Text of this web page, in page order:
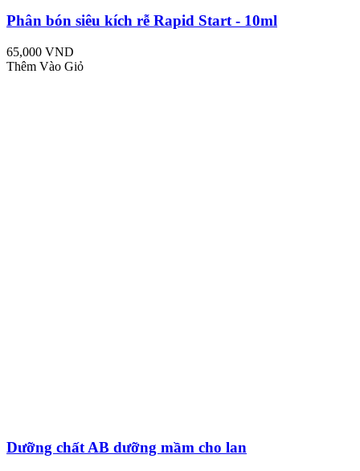
Phân bón siêu kích rễ Rapid Start - 10ml
65,000 VND
Thêm Vào Giỏ
Dưỡng chất AB dưỡng mầm cho lan